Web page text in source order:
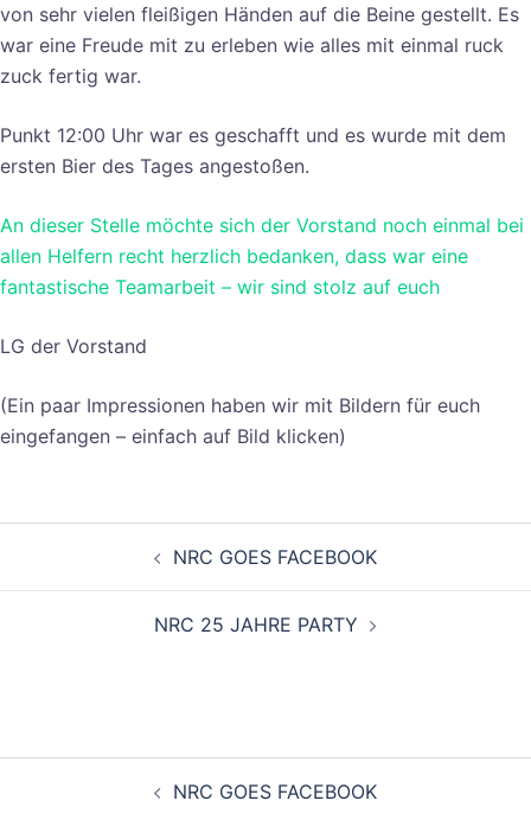
von sehr vielen fleißigen Händen auf die Beine gestellt. Es
war eine Freude mit zu erleben wie alles mit einmal ruck
zuck fertig war.
Punkt 12:00 Uhr war es geschafft und es wurde mit dem
ersten Bier des Tages angestoßen.
An dieser Stelle möchte sich der Vorstand noch einmal bei
allen Helfern recht herzlich bedanken, dass war eine
fantastische Teamarbeit – wir sind stolz auf euch
LG der Vorstand
(Ein paar Impressionen haben wir mit Bildern für euch
eingefangen – einfach auf Bild klicken)
NRC GOES FACEBOOK
NRC 25 JAHRE PARTY
NRC GOES FACEBOOK